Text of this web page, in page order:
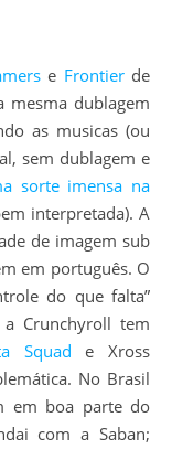
e Frontierde
mesma dublagem
as musicas (ou
sem dublagem e
sorte imensa na
interpretada). A
de imagem sub
em português. O
do que falta”
Crunchyroll tem
Squad e Xross
No Brasil
em boa parte do
com a Saban;